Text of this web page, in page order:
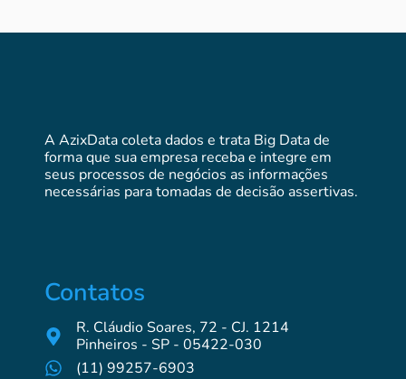
A AzixData coleta dados e trata Big Data de
forma que sua empresa receba e integre em
seus processos de negócios as informações
necessárias para tomadas de decisão assertivas.
Contatos
R. Cláudio Soares, 72 - CJ. 1214
Pinheiros - SP - 05422-030
(11) 99257-6903